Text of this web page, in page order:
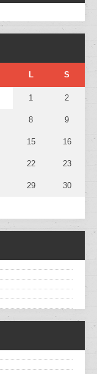
L S
1 2
8 9
15 16
22 23
29 30